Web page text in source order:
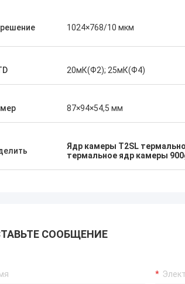
1024×768/10 мкм
20мК(Ф2); 25мК(Ф4)
87×94×54,5 мм
Ядр камеры T2SL
термальное ядр камеры
СООБЩЕНИЕ